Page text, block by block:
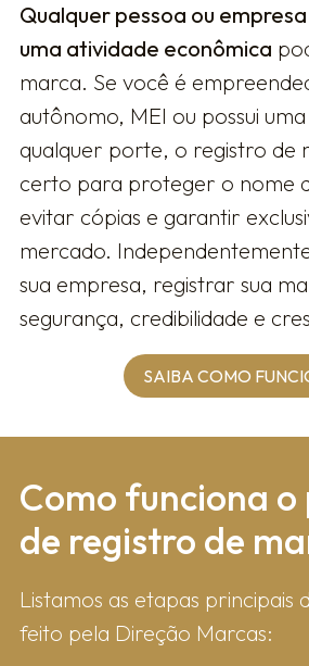
Qualquer pessoa ou
uma atividade econômica
marca. Se você é
autônomo, MEI ou possui
qualquer porte, o registro de
certo para proteger o nome
evitar cópias e garantir
mercado.
sua empresa, registrar sua
segurança, credibilidade e
SAIBA COMO
Como fun​ciona o
de registro de
Listamos as etapas principais
feito pela Direção Marcas: